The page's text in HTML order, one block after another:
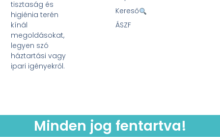
tisztaság és
higiénia terén
kínál
megoldásokat,
legyen szó
háztartási vagy
ipari igényekről.
Kereső
ÁSZF
Minden jog fentartva!